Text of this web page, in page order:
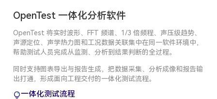
OpenTest 一体化分析软件
OpenTest 将实时波形、FFT 频谱、1/3 倍频程、声压级趋势、
声源定位、声学热力图和工况数据关联集中在同一软件环境中，
帮助测试人员完成从监测、分析到结果判断的全过程。
同时支持图表导出与报告生成，把数据采集、分析成像和报告输
出打通，形成面向工程交付的一体化测试流程。
一体化测试流程